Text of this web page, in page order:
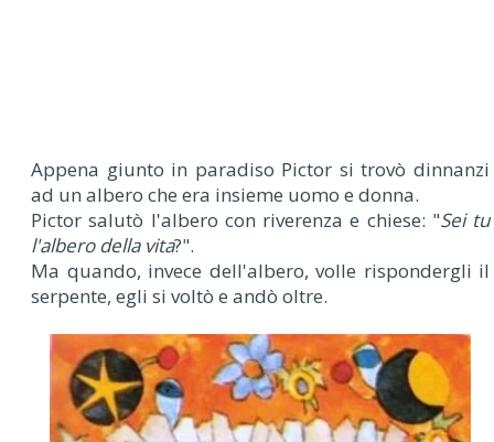
Appena giunto in paradiso Pictor si trovò dinnanzi
ad un albero che era insieme uomo e donna.
Pictor salutò l'albero con riverenza e chiese: "Sei tu
l'albero della vita?".
Ma quando, invece dell'albero, volle rispondergli il
serpente, egli si voltò e andò oltre.